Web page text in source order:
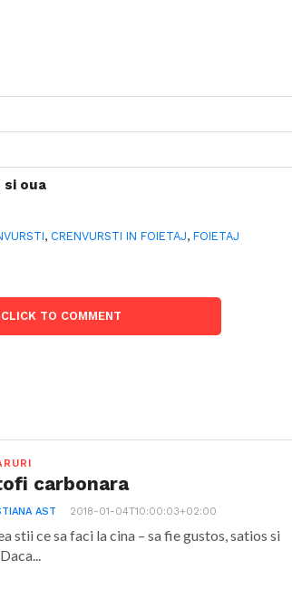
si oua
, CRENVURSTI IN FOIETAJ,FOIETAJ
CLICK TO COMMENT
carbonara
AST 2018-01-04T10:00:03+02:00
stii ce sa faci la cina – sa fie gustos, satios si